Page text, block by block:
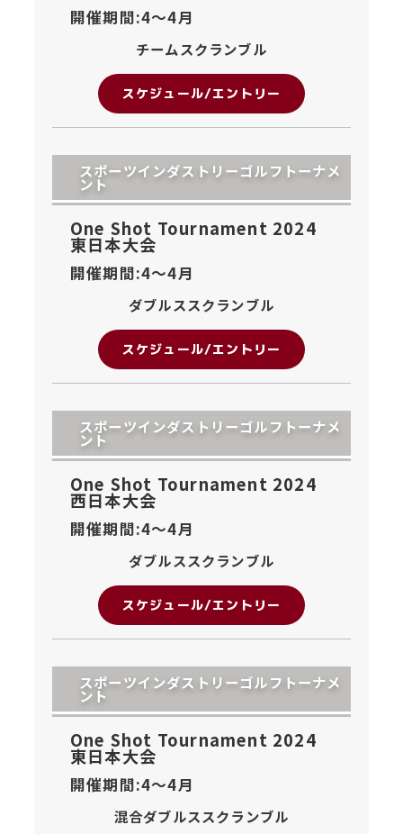
開催期間:4〜4月
チームスクランブル
スケジュール/エントリー
スポーツインダストリーゴルフトーナメ
ント
One Shot Tournament 2024
東日本大会
開催期間:4〜4月
ダブルススクランブル
スケジュール/エントリー
スポーツインダストリーゴルフトーナメ
ント
One Shot Tournament 2024
西日本大会
開催期間:4〜4月
ダブルススクランブル
スケジュール/エントリー
スポーツインダストリーゴルフトーナメ
ント
One Shot Tournament 2024
東日本大会
開催期間:4〜4月
混合ダブルススクランブル